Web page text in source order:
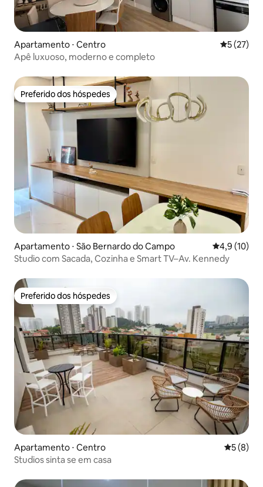
Apartamento ⋅ Centro 5 de uma
5 (27)
Apê luxuoso, moderno e completo
Preferido dos hóspedes
Preferido dos hóspedes
Apartamento ⋅ São Bernardo do Campo 4,9 de uma
4,9 (10)
Studio com Sacada, Cozinha e Smart TV–Av. Kennedy
Preferido dos hóspedes
Preferido dos hóspedes
Apartamento ⋅ Centro 5 de
5 (8)
Studios sinta se em casa